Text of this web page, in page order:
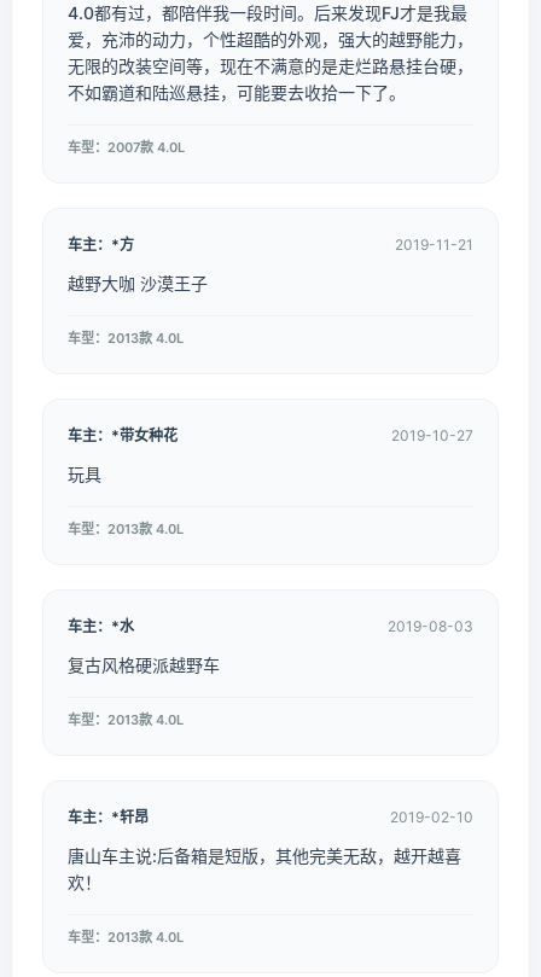
4.0都有过，都陪伴我一段时间。后来发现FJ才是我最
爱，充沛的动力，个性超酷的外观，强大的越野能力，
无限的改装空间等，现在不满意的是走烂路悬挂台硬，
不如霸道和陆巡悬挂，可能要去收拾一下了。
车型：2007款 4.0L
车主：*方 2019-11-21
越野大咖 沙漠王子
车型：2013款 4.0L
车主：*带女种花 2019-10-27
玩具
车型：2013款 4.0L
车主：*水 2019-08-03
复古风格硬派越野车
车型：2013款 4.0L
车主：*轩昂 2019-02-10
唐山车主说:后备箱是短版，其他完美无敌，越开越喜
欢！
车型：2013款 4.0L